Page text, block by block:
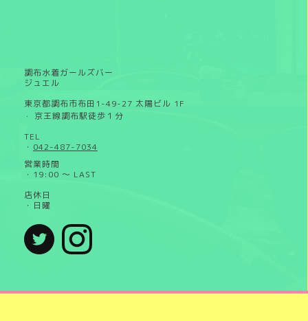
調布水着ガールズバー
ジュエル
東京都調布市布田1-49-27 太陽ビル 1F
・
京王線調布駅徒歩１分
TEL
・ 042-487-7034
営業時間
・19:00 ～ LAST
店休日
・日曜